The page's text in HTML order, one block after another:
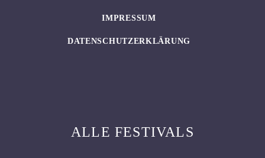
IMPRESSUM
DATENSCHUTZERKLÄRUNG
ALLE FESTIVALS